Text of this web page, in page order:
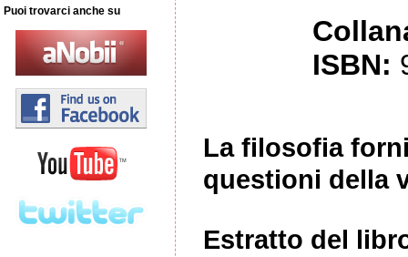
Puoi trovarci anche su
ISBN:
La filosofia
questioni della
Estratto del